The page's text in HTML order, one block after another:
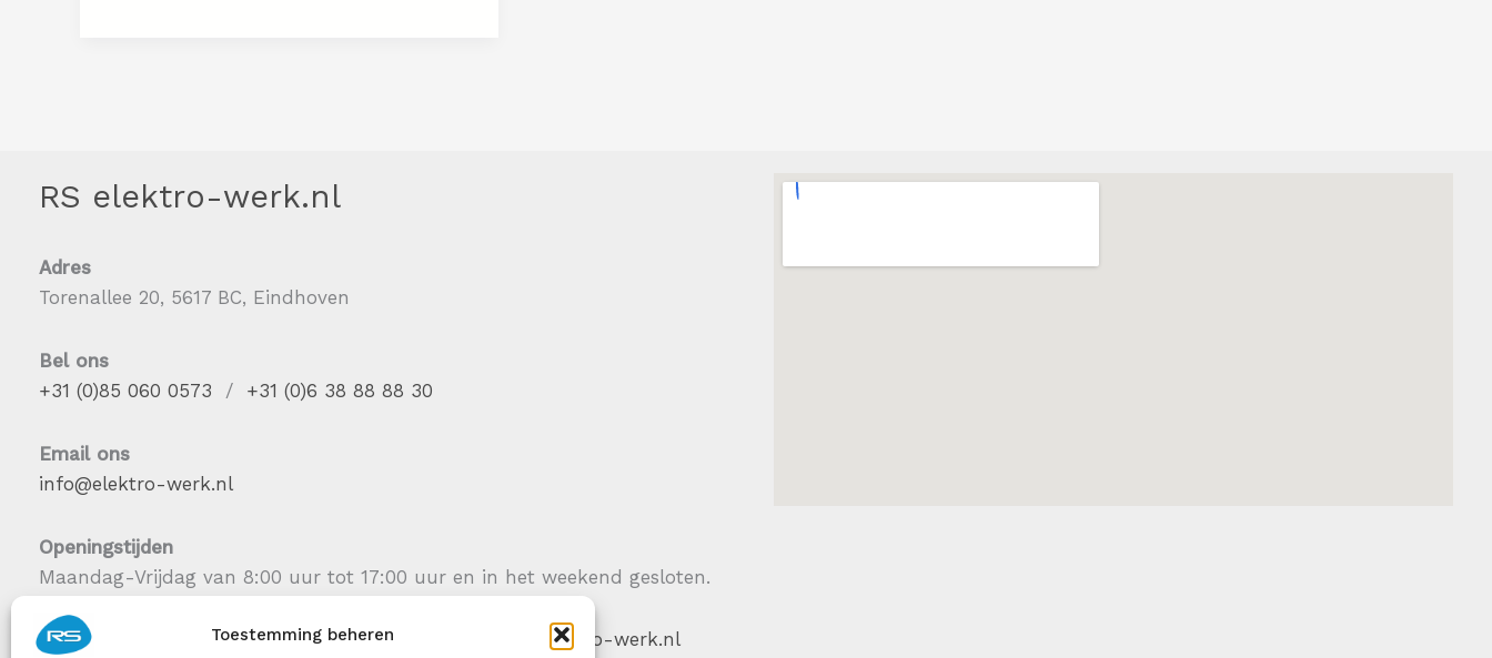
Toestemming beheren
RS elektro-werk.nl
Adres
Torenallee 20, 5617 BC, Eindhoven
Bel ons
+31 (0)85 060 0573 / +31 (0)6 38 88 88 30
Email ons
info@elektro-werk.nl
Openingstijden
Maandag-Vrijdag van 8:00 uur tot 17:00 uur en in het weekend gesloten.
RS Installatie-groep B.V.| RS Elektra Holding B.V. | RS elektro-werk.nl